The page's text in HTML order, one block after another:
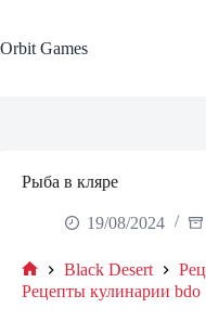
content
Orbit Games
Рыба в кляре
19/08/2024
Home
Black Desert
Рецепты кулинарии bdo